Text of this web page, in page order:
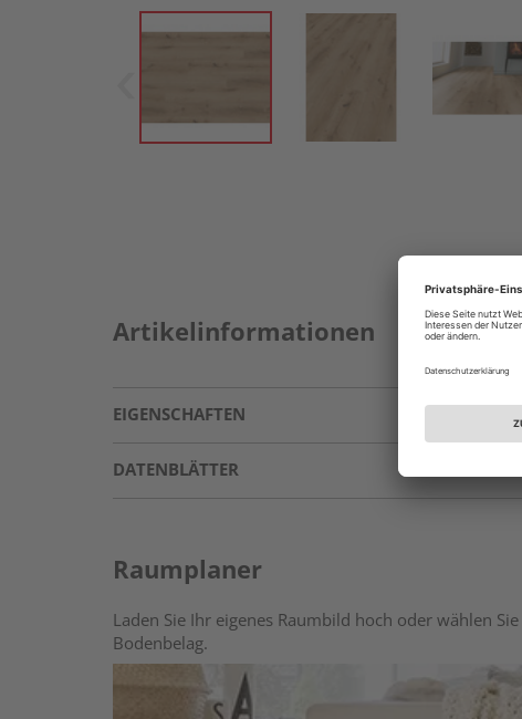
Artikelinformationen
EIGENSCHAFTEN
DATENBLÄTTER
Raumplaner
Laden Sie Ihr eigenes Raumbild hoch oder wählen
Bodenbelag.